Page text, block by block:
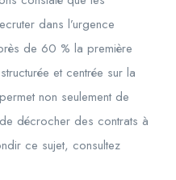
dans l’urgence
de 60 % la première
et centrée sur la
non seulement de
décrocher des contrats à
ce sujet, consultez